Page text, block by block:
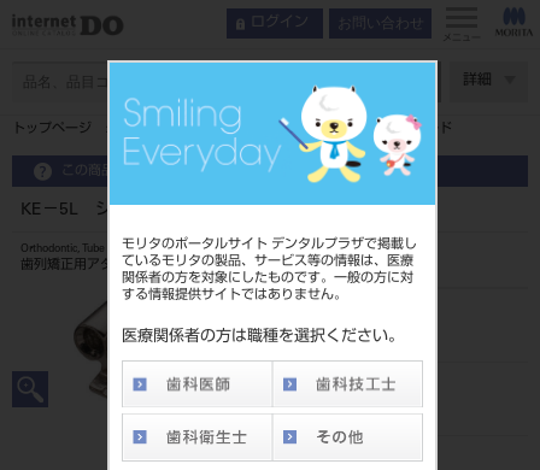
モリタのポータルサイト デンタルプラザで掲載し
ているモリタの製品、サービス等の情報は、医療
関係者の方を対象にしたものです。一般の方に対
する情報提供サイトではありません。
医療関係者の方は職種を選択ください。
ログイン お問い合わせ
メニュー
詳細
トップページ KE－5L シングルチューブ 018ロス L7L ウェルド
この商品に関するお問い合わせ
KE－5L シングルチューブ 018ロス L7L ウェルド
Orthodontic, Tube
歯列矯正用アタッチメント
206860235L7L
JAN/EANコード
標準価格